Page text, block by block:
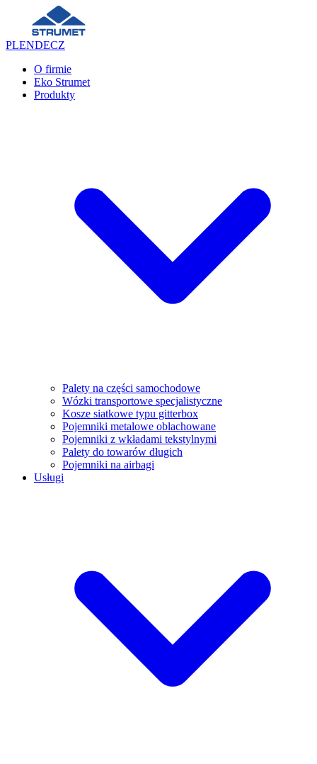
PLENDECZ
O firmie
Eko Strumet
Produkty
Palety na części samochodowe
Wózki transportowe specjalistyczne
Kosze siatkowe typu gitterbox
Pojemniki metalowe oblachowane
Pojemniki z wkładami tekstylnymi
Palety do towarów długich
Pojemniki na airbagi
Usługi